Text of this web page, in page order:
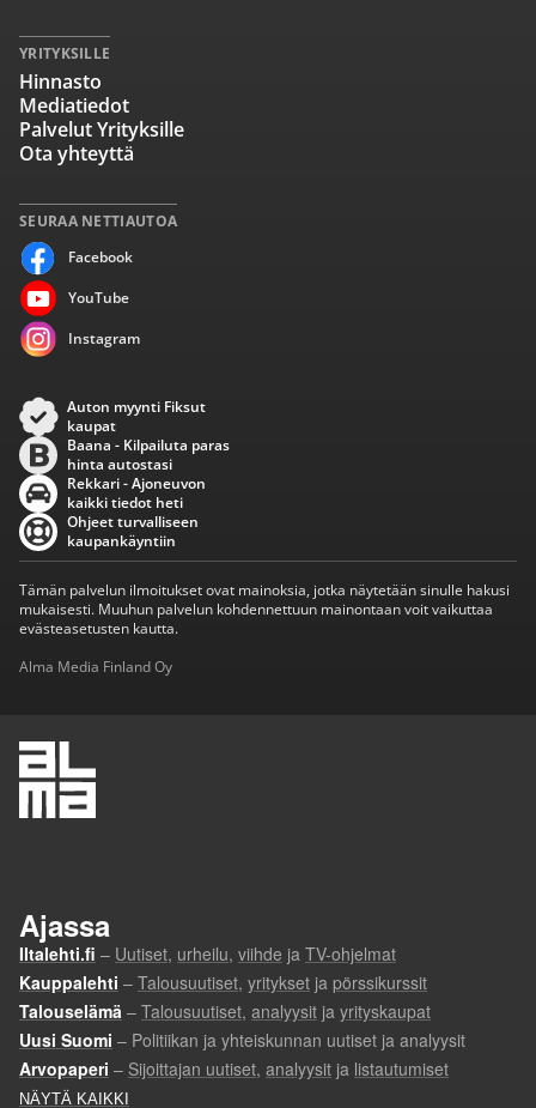
SEURAA NETTIAUTOA
Facebook
YouTube
Instagram
YRITYKSILLE
Hinnasto
Mediatiedot
Palvelut Yrityksille
Ota yhteyttä
Auton myynti Fiksut
kaupat
Baana - Kilpailuta paras
hinta autostasi
Rekkari - Ajoneuvon
kaikki tiedot heti
Ohjeet turvalliseen
kaupankäyntiin
Tämän palvelun ilmoitukset ovat mainoksia, jotka näytetään sinulle hakusi
mukaisesti. Muuhun palvelun kohdennettuun mainontaan voit vaikuttaa
evästeasetusten kautta.
Alma Media Finland Oy